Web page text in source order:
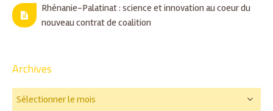
Rhénanie-Palatinat : science et innovation au coeur du
nouveau contrat de coalition
Archives